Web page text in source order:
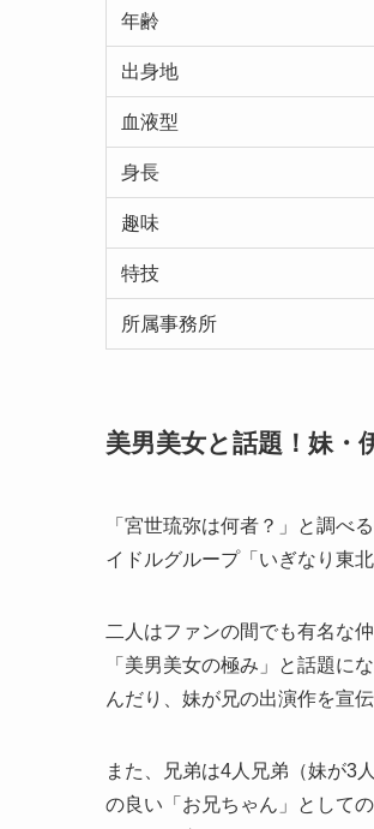
年齢
出身地
血液型
身長
趣味
特技
所属事務所
美男美女と話題！妹・
「宮世琉弥は何者？」と調べ
イドルグループ「いぎなり東
二人はファンの間でも有名な
「美男美女の極み」と話題に
んだり、妹が兄の出演作を宣
また、兄弟は4人兄弟（妹が3
の良い「お兄ちゃん」として